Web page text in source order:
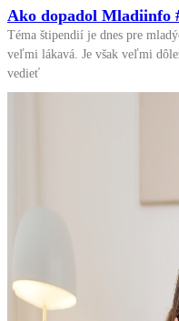
Ako dopadol Mladiinfo
Téma štipendií je dnes pre
veľmi lákavá. Je však veľmi
vedieť